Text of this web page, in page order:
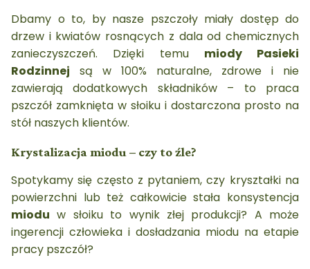
Dbamy o to, by nasze pszczoły miały dostęp do
drzew i kwiatów rosnących z dala od chemicznych
zanieczyszczeń. Dzięki temu miody Pasieki
Rodzinnej są w 100% naturalne, zdrowe i nie
zawierają dodatkowych składników – to praca
pszczół zamknięta w słoiku i dostarczona prosto na
stół naszych klientów.
Krystalizacja miodu – czy to źle?
Spotykamy się często z pytaniem, czy kryształki na
powierzchni lub też całkowicie stała konsystencja
miodu w słoiku to wynik złej produkcji? A może
ingerencji człowieka i dosładzania miodu na etapie
pracy pszczół?